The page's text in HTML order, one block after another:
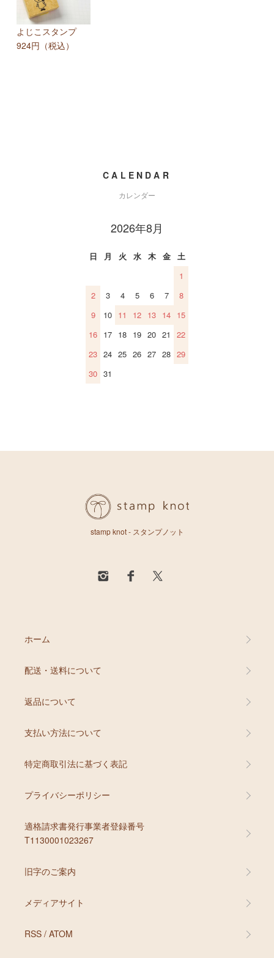
よじこスタンプ
924円（税込）
CALENDAR
カレンダー
2026年8月
日 月 火 水 木 金
土
1
2
3 4 5 6 7
8
9
10 11 12 13 14 15
16 17 18 19 20 21
22
23 24 25 26 27 28 29
30 31
stamp knot - スタンプノット
ホーム
配送・送料について
返品について
支払い方法について
特定商取引法に基づく表記
プライバシーポリシー
適格請求書発行事業者登録番号
T1130001023267
旧字のご案内
メディアサイト
RSS / ATOM